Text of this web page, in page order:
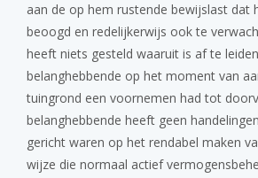
aan de op hem rustende bewijslast dat
beoogd en redelijkerwijs ook te
heeft niets gesteld waaruit is af te
belanghebbende op het moment van
tuingrond een voornemen had tot
belanghebbende heeft geen
gericht waren op het rendabel maken
wijze die normaal actief